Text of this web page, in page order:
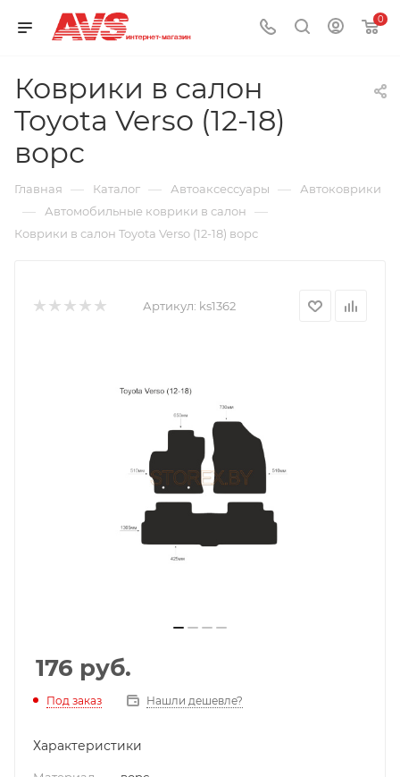
0
Коврики в салон
Toyota Verso (12-18)
ворс
Главная — Каталог — Автоаксессуары — Автоковрики
— Автомобильные коврики в салон —
Коврики в салон Toyota Verso (12-18) ворс
Артикул: ks1362
176 руб.
Под заказ Нашли дешевле?
Характеристики